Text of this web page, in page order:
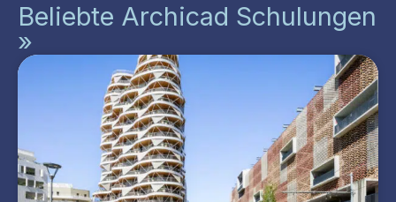
Beliebte Archicad Schulungen
»